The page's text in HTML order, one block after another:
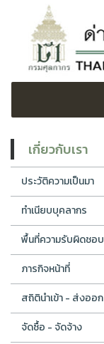
เกี่ยวกับเรา
ประวัติความเป็นมา
ทำเนียบบุคลากร
พื้นที่ความรับผิดชอบ
ภารกิจหน้าที่
สถิตินำเข้า - ส่งออก
จัดซื้อ - จัดจ้าง